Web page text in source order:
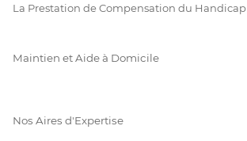
La Prestation de Compensation du Handicap
Maintien et Aide à Domicile
Nos Aires d'Expertise